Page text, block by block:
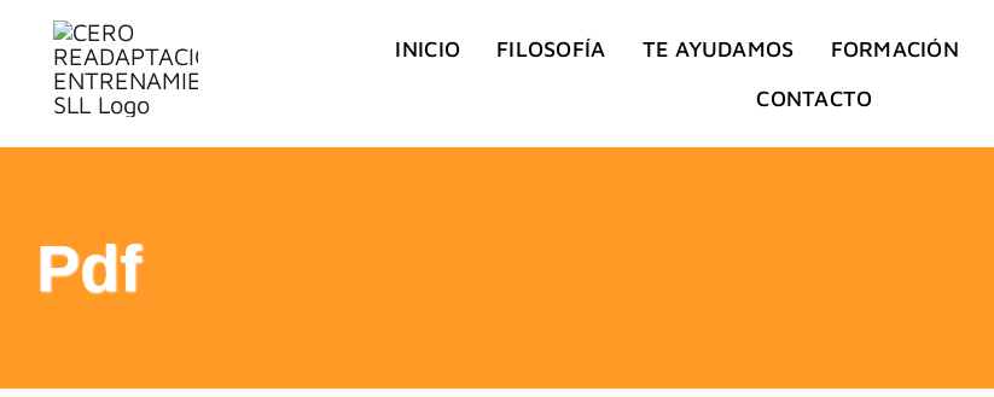
Saltar
contenido
INICIO FILOSOFÍA TE AYUDAMOS FORMACIÓN
CONTACTO
Pdf